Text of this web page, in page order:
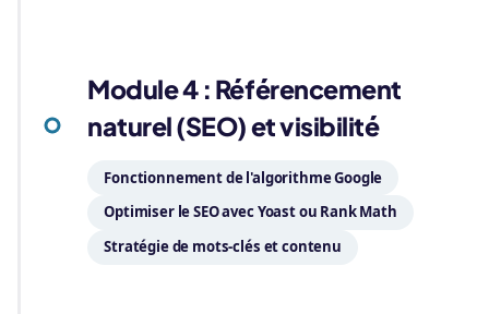
Module 4 : Référencement
naturel (SEO) et visibilité
Fonctionnement de l'algorithme Google
Optimiser le SEO avec Yoast ou Rank Math
Stratégie de mots-clés et contenu